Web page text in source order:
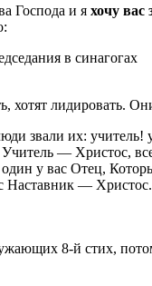
Господа и я хочу вас
в синагогах
хотят лидировать.
звали их: учитель!
— Христос,
у вас Отец,
Наставник — Христос.
8-й стих,